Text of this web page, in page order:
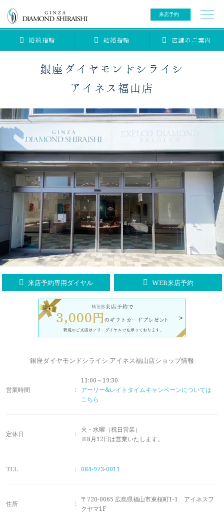
来店予約
婚約指輪 結婚指輪 店舗のご案内
0078-6000-5222
カタログ請求
ブライダルリング
婚約指輪
結婚指輪
セットリング
エタニティリング
クローズアップ
プロポーズアイテム
ブライダルアイテム
ブライダルアイテム
ティアラ
アニバーサリージュエリー
ベビージュエリー
ラブレタージュエリー
アニバーサリージュエリー
セットリングコレクション
商品クオリティ
ダイヤモンドの品質
ダイヤモンド仕入れのこだわり
指輪の品質・特徴
シライシについて
ブランドコンセプト
お客様への想い
パーフェクトフィットカウンセリング
プロフェッショナルズ
サービス
シークレットストーン
レーザー刻印サービス
ナノジュエリーコート
セミ・フルオーダー
ニュース・フェア
店舗のご案内
よくあるご質問
銀座ダイヤモンドシライシ
アイネス福山店
来店予約専用ダイヤル WEB来店予約
銀座ダイヤモンドシライシ アイネス福山店ショップ情報
営業時間 :
11:00～19:30
アーリー&レイトタイムキャンペーンについては
こちら
定休日 :
火・水曜（祝日営業）
※8月12日は営業いたします。
TEL : 084-973-0011
住所 :
〒720-0065 広島県福山市東桜町1-1 アイネスフ
クヤマ1F